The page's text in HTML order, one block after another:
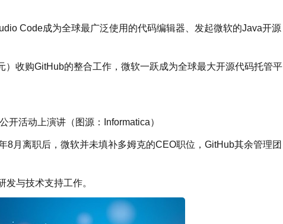
Code成为全球最广泛使用的代码编辑器、发起微软的Java开源
收购GitHub的整合工作，微软一跃成为全球最大开源代码托管平
活动上演讲（图源：Informatica）
8月离职后，微软并未填补多姆克的CEO职位，GitHub其余管理团
与技术支持工作。